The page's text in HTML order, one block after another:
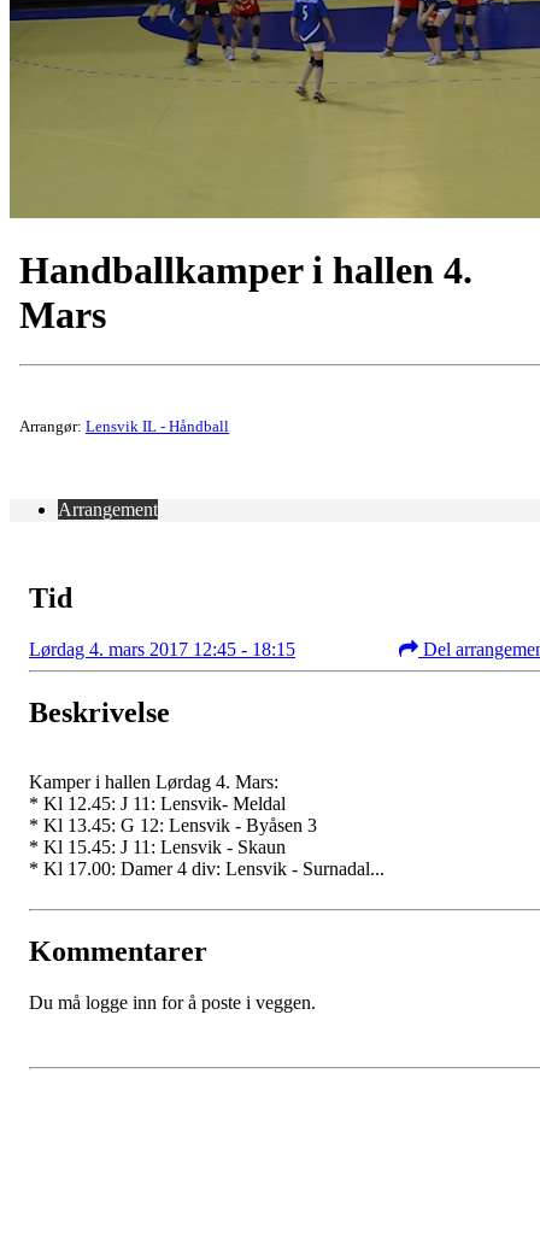
Handballkamper i hallen 4.
Mars
Arrangør: Lensvik IL - Håndball
Arrangement
Tid
Lørdag 4. mars 2017 12:45 - 18:15 Del
Beskrivelse
Kamper i hallen Lørdag 4. Mars:
* Kl 12.45: J 11: Lensvik- Meldal
* Kl 13.45: G 12: Lensvik - Byåsen 3
* Kl 15.45: J 11: Lensvik - Skaun
* Kl 17.00: Damer 4 div: Lensvik - Surnadal...
Kommentarer
Du må logge inn for å poste i veggen.